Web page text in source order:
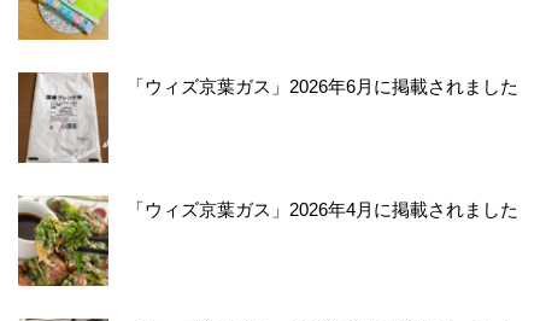
「ウィズ京葉ガス」2026年6月に掲載されました
「ウィズ京葉ガス」2026年4月に掲載されました